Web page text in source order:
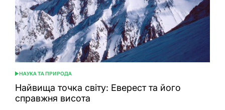
ОПУБЛІКУВАТИ
У
НАУКА ТА ПРИРОДА
Найвища точка світу: Еверест та його
справжня висота